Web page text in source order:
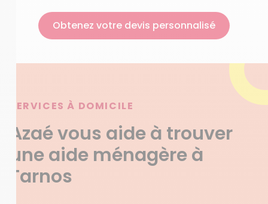
Obtenez votre devis personnalisé
SERVICES À DOMICILE
Azaé vous aide à trouver
une aide ménagère à
Tarnos